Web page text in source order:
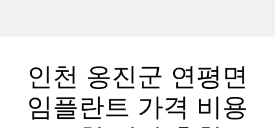
인천 옹진군 연평면
임플란트 가격 비용